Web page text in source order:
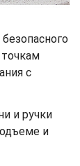
с
и ручки
и